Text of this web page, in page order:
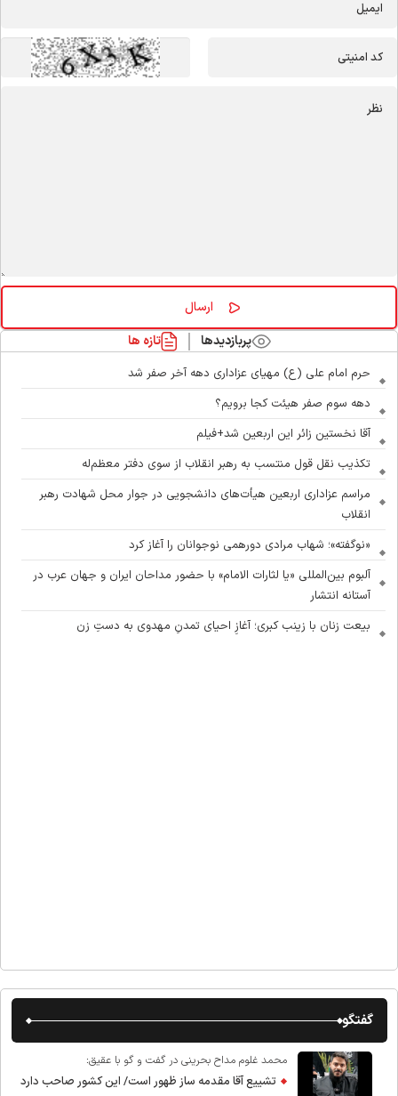
پربازدیدها تازه ها
حرم امام علی (ع) مهیای عزاداری دهه آخر صفر شد
دهه سوم صفر هیئت کجا برویم؟
آقا نخستین زائر این اربعین شد+فیلم
تکذیب نقل قول منتسب به رهبر انقلاب از سوی دفتر معظم‌له
مراسم عزاداری اربعین هیأت‌های دانشجویی در جوار محل شهادت رهبر
انقلاب
«نوگفته»؛ شهاب مرادی دورهمی نوجوانان را آغاز کرد
آلبوم بین‌المللی «یا لثارات الامام» با حضور مداحان ایران و جهان عرب در
آستانه انتشار
بیعت زنان با زینب کبری؛ آغازِ احیای تمدنِ مهدوی به دستِ زن
گفتگو
محمد غلوم مداح بحرینی در گفت و گو با عقیق:
تشییع آقا مقدمه ساز ظهور است/ این کشور صاحب دارد